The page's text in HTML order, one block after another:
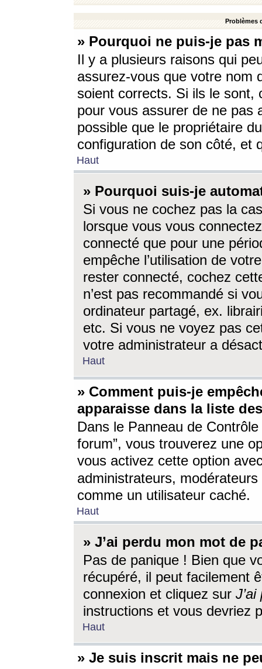
Problèmes
» Pourquoi ne puis-je pas
Il y a plusieurs raisons qui
assurez-vous que votre nom
soient corrects. Si ils le sont,
pour vous assurer de ne pas
possible que le propriétaire
configuration de son côté, et
Haut
» Pourquoi suis-je
Si vous ne cochez pas la
lorsque vous vous
connecté que pour une
empêche l’utilisation de
rester connecté, cochez
n’est pas recommandé si
ordinateur partagé, ex.
etc. Si vous ne voyez pas
votre administrateur a
Haut
» Comment puis-je
apparaisse dans la liste
Dans le Panneau de
forum”, vous trouverez une
vous activez cette option
administrateurs,
comme un utilisateur caché.
Haut
» J’ai perdu mon mot de
Pas de panique ! Bien que
récupéré, il peut facilement
connexion et cliquez sur
instructions et vous devriez
Haut
» Je suis inscrit mais ne